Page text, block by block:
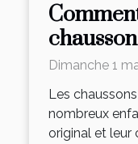
pour vos
Dimanche 1
Les
nombreux
original et leur